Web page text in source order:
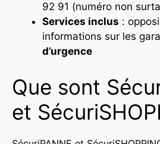
92 91 (numéro non
Services inclus :
informations sur les
d’urgence
Que sont
et